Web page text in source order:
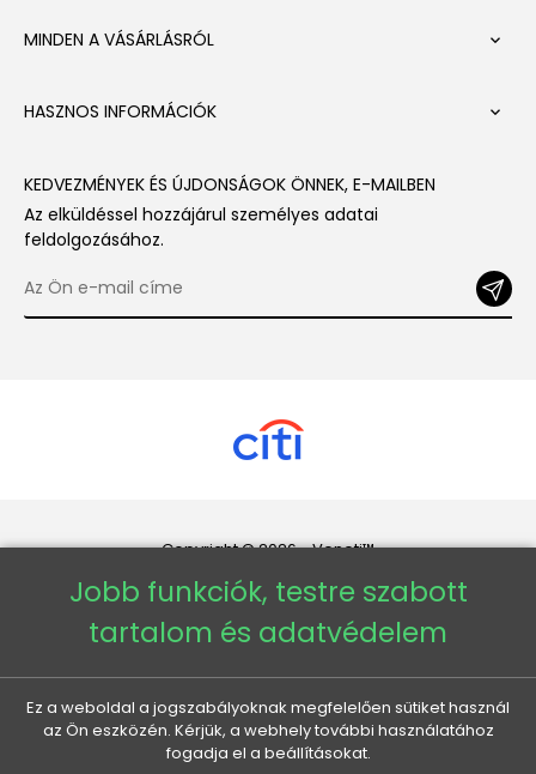
MINDEN A VÁSÁRLÁSRÓL 
HASZNOS INFORMÁCIÓK 
KEDVEZMÉNYEK ÉS ÚJDONSÁGOK ÖNNEK, E-MAILBEN
Az elküldéssel hozzájárul személyes adatai
feldolgozásához.
Copyright © 2026 - Veneti™
Veneti HU
Veneti CZ
Veneti DE
Jobb funkciók, testre szabott
tartalom és adatvédelem
Ez a weboldal a jogszabályoknak megfelelően sütiket használ
az Ön eszközén. Kérjük, a webhely további használatához
fogadja el a beállításokat.